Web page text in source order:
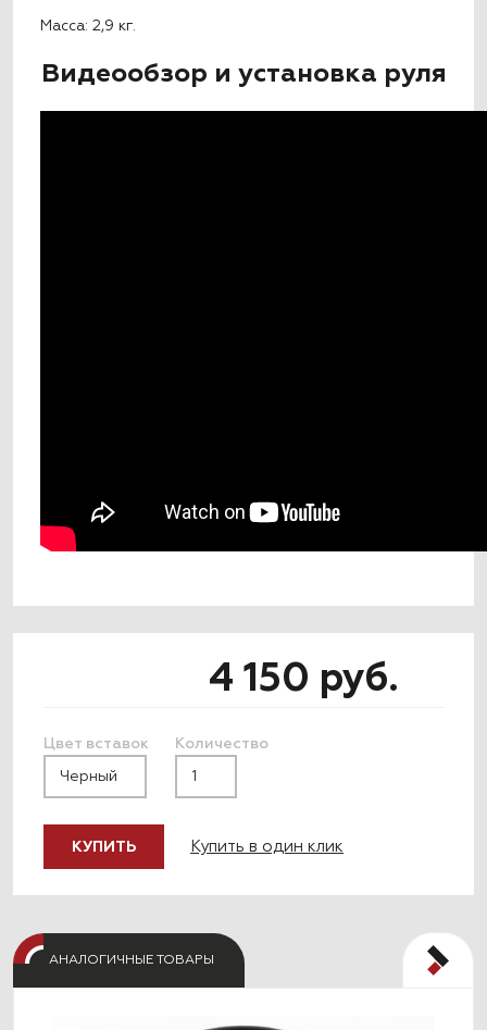
Масса: 2,9 кг.
Видеообзор и установка руля
4 150 руб.
Цвет вставок Количество
КУПИТЬ Купить в один клик
АНАЛОГИЧНЫЕ ТОВАРЫ